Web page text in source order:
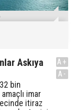
Askıya
bin
imar
itiraz
A+
A-